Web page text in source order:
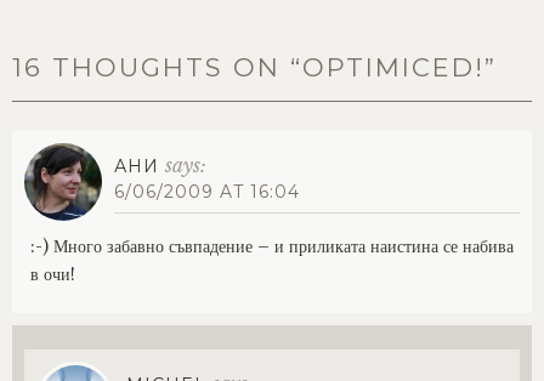
16 THOUGHTS ON “OPTIMICED! ”
АНИ says:
6/06/2009 AT 16:04
:-) Много забавно съвпадение – и приликата наистина се набива
в очи!